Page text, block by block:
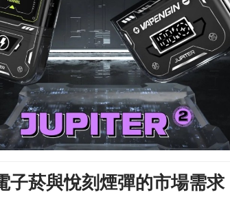
子菸與悅刻煙彈的市場需求